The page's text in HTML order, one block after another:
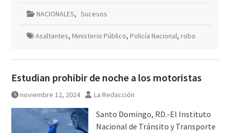
NACIONALES, Sucesos
Asaltantes, Ministerio Público, Policía Nacional, robo
Estudian prohibir de noche a los motoristas
noviembre 12, 2024 La Redacción
Santo Domingo, RD.-El Instituto
Nacional de Tránsito y Transporte